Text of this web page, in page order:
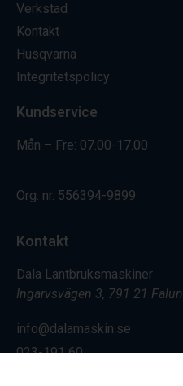
Verkstad
Kontakt
Husqvarna
Integritetspolicy
Kundservice
Mån – Fre: 07.00-17.00
Org. nr. 556394-9899
Kontakt
Dala Lantbruksmaskiner
Ingarvsvägen 3, 791 21 Falun
info@dalamaskin.se
023-191 60